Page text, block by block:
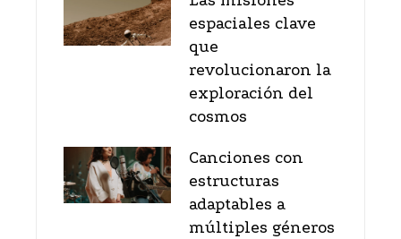
espaciales clave
que
revolucionaron la
exploración del
cosmos
Canciones con
estructuras
adaptables a
múltiples géneros